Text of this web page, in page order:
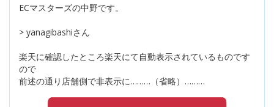
ECマスターズの中野です。
> yanagibashiさん
楽天に確認したところ楽天にて自動表示されているものです
ので
前述の通り店舗側で非表示に………（省略）………